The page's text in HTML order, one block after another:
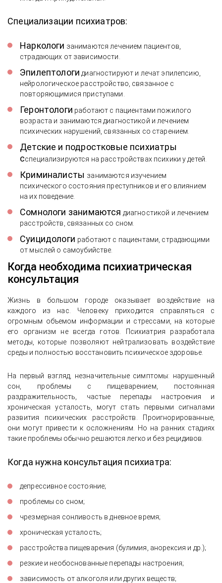
Опыт вывода из запоя с выездом
врача на дом и стабилизации
состояния
Специализации психиатров:
Наркологи занимаются лечением пациентов,
страдающих от зависимости.
Эпилептологи диагностируют и лечат эпилепсию,
нейрологическое расстройство, связанное с
повторяющимися приступами.
Геронтологи работают с пациентами пожилого
возраста и занимаются диагностикой и лечением
психических нарушений, связанных со старением.
Детские и подростковые психиатры
сспециализируются на расстройствах психики у детей.
Криминалисты занимаются изучением
психического состояния преступников и его влиянием
на их поведение.
Сомнологи занимаются диагностикой и лечением
расстройств, связанных со сном.
Суицидологи работают с пациентами, страдающими
от мыслей о самоубийстве.
Когда необходима психиатрическая
консультация
Жизнь в большом городе оказывает воздействие на
каждого из нас. Человеку приходится справляться с
огромным объемом информации и стрессами, на которые
его организм не всегда готов. Психиатрия разработала
методы, которые позволяют нейтрализовать воздействие
среды и полностью восстановить психическое здоровье.
На первый взгляд, незначительные симптомы: нарушенный
сон, проблемы с пищеварением, постоянная
раздражительность, частые перепады настроения и
хроническая усталость, могут стать первыми сигналами
развития психических расстройств. Проигнорированные,
они могут привести к осложнениям. Но на ранних стадиях
такие проблемы обычно решаются легко и без рецидивов.
Когда нужна консультация психиатра:
депрессивное состояние;
проблемы со сном;
чрезмерная сонливость в дневное время;
хроническая усталость;
расстройства пищеварения (булимия, анорексия и др.);
резкие и необоснованные перепады настроения;
зависимость от алкоголя или других веществ;